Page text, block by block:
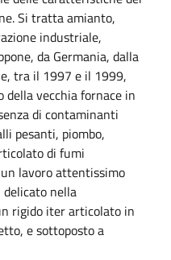
Si tratta amianto,
industriale,
da Germania, dalla
tra il 1997 e il 1999,
vecchia fornace in
di contaminanti
pesanti, piombo,
di fumi
lavoro attentissimo
nella
rigido iter articolato in
e sottoposto a